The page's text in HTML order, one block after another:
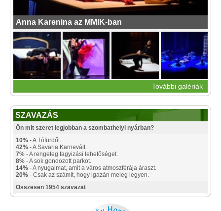
Anna Karenina az MMIK-ban
További galériák
SZAVAZÁS
Ön mit szeret legjobban a szombathelyi nyárban?
10% - A Tófürdőt.
42% - A Savaria Karnevált.
7% - A rengeteg fagyizási lehetőséget.
8% - A sok gondozott parkot.
14% - A nyugalmat, amit a város atmoszférája áraszt.
20% - Csak az számít, hogy igazán meleg legyen.
Összesen 1954 szavazat